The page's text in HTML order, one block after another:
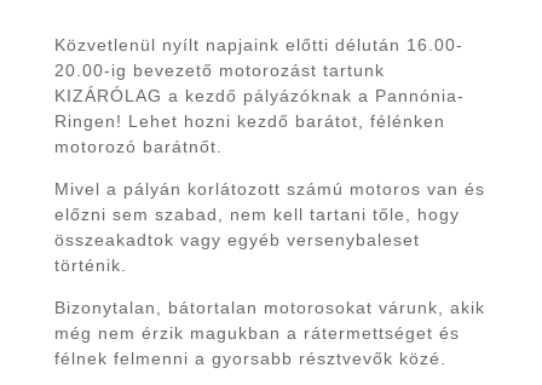
Közvetlenül nyílt napjaink előtti délután 16.00-
20.00-ig bevezető motorozást tartunk
KIZÁRÓLAG a kezdő pályázóknak a Pannónia-
Ringen! Lehet hozni kezdő barátot, félénken
motorozó barátnőt.
Mivel a pályán korlátozott számú motoros van és
előzni sem szabad, nem kell tartani tőle, hogy
összeakadtok vagy egyéb versenybaleset
történik.
Bizonytalan, bátortalan motorosokat várunk, akik
még nem érzik magukban a rátermettséget és
félnek felmenni a gyorsabb résztvevők közé.